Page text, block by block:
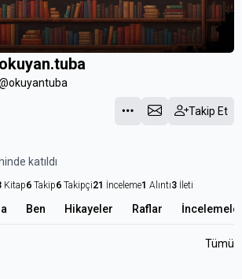
okuyan.tuba
Takip Et
katıldı
Kitap6 Takip6 Takipçi21 İnceleme1 Alıntı3 İleti
Ben Hikayeler Raflar
Tümü